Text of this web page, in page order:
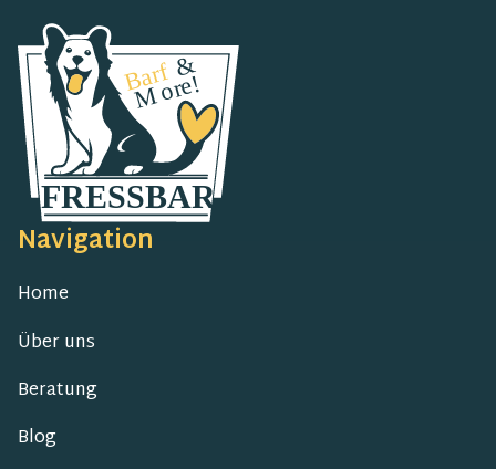
Navigation
Home
Über uns
Beratung
Blog